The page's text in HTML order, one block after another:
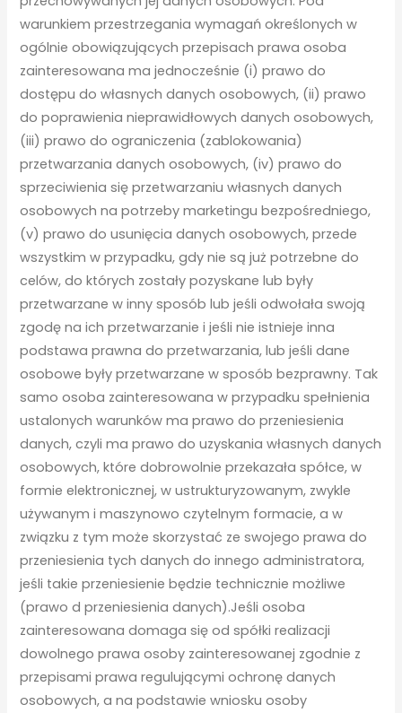
warunkiem przestrzegania wymagań określonych w
ogólnie obowiązujących przepisach prawa osoba
zainteresowana ma jednocześnie (i) prawo do
dostępu do własnych danych osobowych, (ii) prawo
do poprawienia nieprawidłowych danych osobowych,
(iii) prawo do ograniczenia (zablokowania)
przetwarzania danych osobowych, (iv) prawo do
sprzeciwienia się przetwarzaniu własnych danych
osobowych na potrzeby marketingu bezpośredniego,
(v) prawo do usunięcia danych osobowych, przede
wszystkim w przypadku, gdy nie są już potrzebne do
celów, do których zostały pozyskane lub były
przetwarzane w inny sposób lub jeśli odwołała swoją
zgodę na ich przetwarzanie i jeśli nie istnieje inna
podstawa prawna do przetwarzania, lub jeśli dane
osobowe były przetwarzane w sposób bezprawny. Tak
samo osoba zainteresowana w przypadku spełnienia
ustalonych warunków ma prawo do przeniesienia
danych, czyli ma prawo do uzyskania własnych danych
osobowych, które dobrowolnie przekazała spółce, w
formie elektronicznej, w ustrukturyzowanym, zwykle
używanym i maszynowo czytelnym formacie, a w
związku z tym może skorzystać ze swojego prawa do
przeniesienia tych danych do innego administratora,
jeśli takie przeniesienie będzie technicznie możliwe
(prawo d przeniesienia danych).Jeśli osoba
zainteresowana domaga się od spółki realizacji
dowolnego prawa osoby zainteresowanej zgodnie z
przepisami prawa regulującymi ochronę danych
osobowych, a na podstawie wniosku osoby